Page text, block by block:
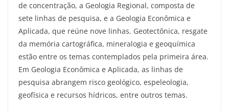
de concentração, a Geologia Regional, composta de
sete linhas de pesquisa, e a Geologia Econômica e
Aplicada, que reúne nove linhas. Geotectônica, resgate
da memória cartográfica, mineralogia e geoquímica
estão entre os temas contemplados pela primeira área.
Em Geologia Econômica e Aplicada, as linhas de
pesquisa abrangem risco geológico, espeleologia,
geofísica e recursos hídricos, entre outros temas.